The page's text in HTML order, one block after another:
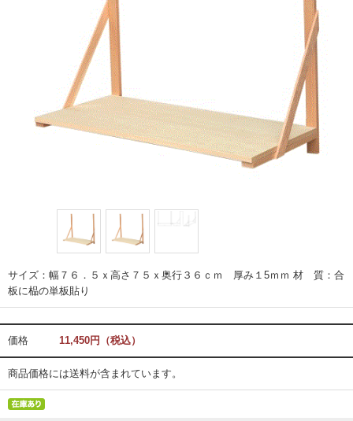
サイズ：幅７６．５ｘ高さ７５ｘ奥行３６ｃｍ 厚み１5ｍｍ 材 質：合
板に榀の単板貼り
価格 11,450円（税込）
商品価格には送料が含まれています。